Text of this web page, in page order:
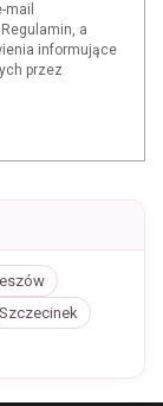
mail
a
informujące
przez
Szczecinek